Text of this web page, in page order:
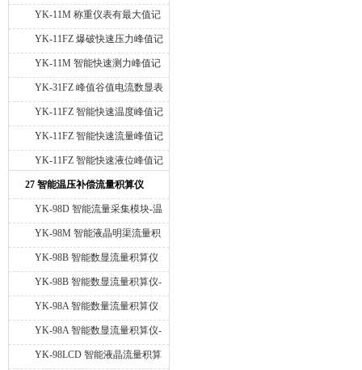
大值记录仪
YK-11M 称重仪表有最大值记
录功能
YK-11FZ 爆破快速压力峰值记
录仪
YK-11M 智能快速测力峰值记
录仪
YK-31FZ 峰值谷值电流数显表
快速峰值电流表
YK-11FZ 智能快速温度峰值记
录仪
YK-11FZ 智能快速流量峰值记
录仪
YK-11FZ 智能快速液位峰值记
录仪
27 智能温压补偿流量积算仪
YK-98D 智能流量采集模块-温
度压力补偿
YK-98M 智能液晶明渠流量积
算仪
YK-98B 智能数显流量积算仪
YK-98B 智能数显流量积算仪-
温度压力补偿
YK-98A 智能数量流量积算仪
YK-98A 智能数显流量积算仪-
温度压力补偿
YK-98LCD 智能液晶流量积算